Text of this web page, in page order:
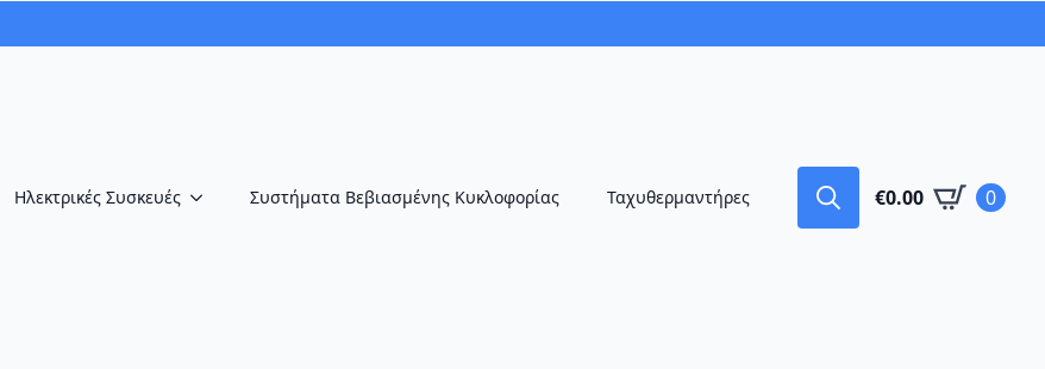
Ηλεκτρικές Συσκευές Συστήματα Βεβιασμένης Κυκλοφορίας Ταχυθερμαντήρες €0.00 0